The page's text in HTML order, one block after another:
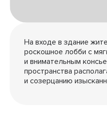
На входе в здание
роскошное лобби с
и внимательным
пространства
и созерцанию